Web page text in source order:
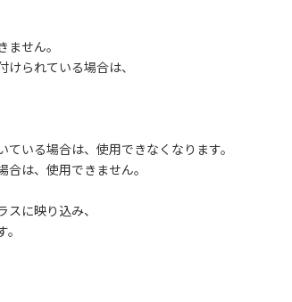
せん。
られている場合は、
いる場合は、使用できなくなります。
は、使用できません。
に映り込み、